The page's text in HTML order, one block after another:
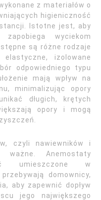
z materiałów o
higieniczność
Istotne jest, aby
wyciekom
są różne rodzaje
izolowane
odpowiedniego typu
mają wpływ na
minimalizując opory
długich, krętych
opory i mogą
czyli nawiewników i
ważne. Anemostaty
umieszczone w
domownicy,
aby zapewnić dopływ
jego największego